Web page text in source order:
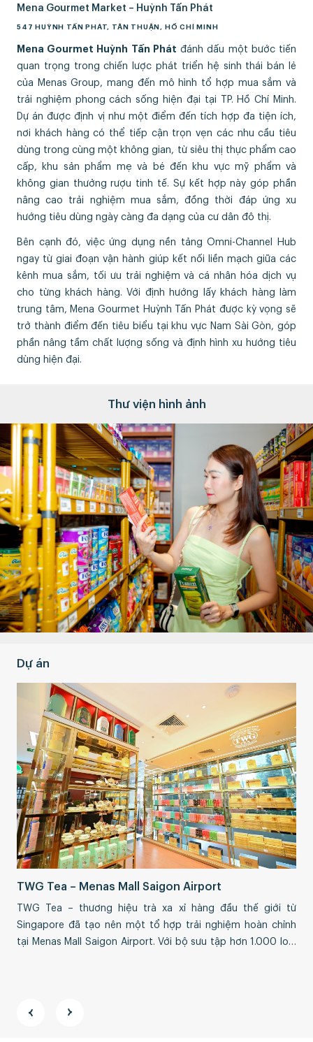
Mena Gourmet Market – Huỳnh Tấn Phát
547 HUỲNH TẤN PHÁT, TÂN THUẬN, HỒ CHÍ MINH
Mena Gourmet Huỳnh Tấn Phát đánh dấu một bước tiến
quan trọng trong chiến lược phát triển hệ sinh thái bán lẻ
của Menas Group, mang đến mô hình tổ hợp mua sắm và
trải nghiệm phong cách sống hiện đại tại TP. Hồ Chí Minh.
Dự án được định vị như một điểm đến tích hợp đa tiện ích,
nơi khách hàng có thể tiếp cận trọn vẹn các nhu cầu tiêu
dùng trong cùng một không gian, từ siêu thị thực phẩm cao
cấp, khu sản phẩm mẹ và bé đến khu vực mỹ phẩm và
không gian thưởng rượu tinh tế. Sự kết hợp này góp phần
nâng cao trải nghiệm mua sắm, đồng thời đáp ứng xu
hướng tiêu dùng ngày càng đa dạng của cư dân đô thị.
Bên cạnh đó, việc ứng dụng nền tảng Omni-Channel Hub
ngay từ giai đoạn vận hành giúp kết nối liền mạch giữa các
kênh mua sắm, tối ưu trải nghiệm và cá nhân hóa dịch vụ
cho từng khách hàng. Với định hướng lấy khách hàng làm
trung tâm, Mena Gourmet Huỳnh Tấn Phát được kỳ vọng sẽ
trở thành điểm đến tiêu biểu tại khu vực Nam Sài Gòn, góp
phần nâng tầm chất lượng sống và định hình xu hướng tiêu
dùng hiện đại.
Thư viện hình ảnh
Dự án
TWG Tea – Menas Mall Saigon Airport
TWG Tea – thương hiệu trà xa xỉ hàng đầu thế giới từ
Singapore đã tạo nên một tổ hợp trải nghiệm hoàn chỉnh
tại Menas Mall Saigon Airport. Với bộ sưu tập hơn 1.000 loại